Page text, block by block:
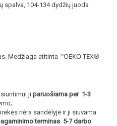
spalva, 104-134 dydžių juoda
Medžiaga atitinta "OEKO-TEX®
ji paruošiama per 1-3
nėra sandėlyje ir ji siuvama
terminas 5-7 darbo